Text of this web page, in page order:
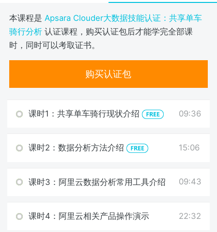
本课程是Apsara Clouder大数据技能认证：共享单车
骑行分析 认证课程，购买认证包后才能学完全部课
时，同时可以考取证书。
购买认证包
课时1：共享单车骑行现状介绍 09:36
课时2：数据分析方法介绍 15:06
课时3：阿里云数据分析常用工具介绍 09:43
课时4：阿里云相关产品操作演示 22:32